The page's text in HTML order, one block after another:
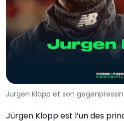
Jurgen Klopp et son
Jürgen Klopp est l’un des